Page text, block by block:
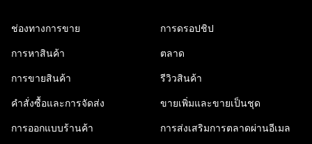
ช่องทางการขาย
การหาสินค้า
การขายสินค้า
คำสั่งซื้อและการจัดส่ง
การออกแบบร้านค้า
การดรอปชิป
ตลาด
รีวิวสินค้า
ขายเพิ่มและขายเป็นชุด
การส่งเสริมการตลาดผ่านอีเมล